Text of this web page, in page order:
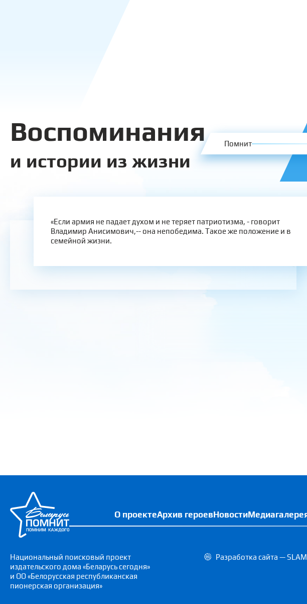
Воспоминания
и истории из жизни
Помнит
«Если армия не падает духом и не теряет патриотизма, - говорит
Владимир Анисимович,-- она непобедима. Такое же положение и в
семейной жизни.
О проектеАрхив героевНовости
Национальный поисковый проект
издательского дома «Беларусь сегодня»
и ОО «Белорусская республиканская
пионерская организация»
Разработка сайта — SLAM